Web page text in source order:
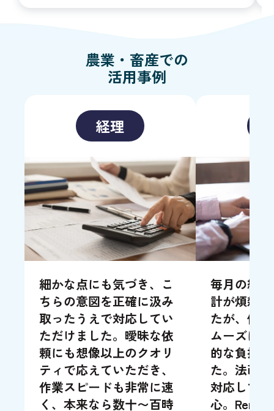
農業・畜産での
活用事例
経理
細かな点にも気づき、こ
ちらの意図を正確に汲み
取ったうえで対応してい
ただけました。曖昧な依
頼にも想像以上のクオリ
ティで応えていただき、
作業スピードも非常に速
く、本来なら数十〜百時
毎月の給
計が煩雑
たが、依
ムーズに
的な負担
た。法改
対応して
心。